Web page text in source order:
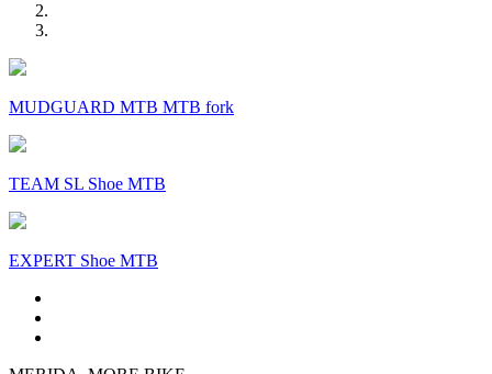
MUDGUARD MTB MTB fork
TEAM SL Shoe MTB
EXPERT Shoe MTB